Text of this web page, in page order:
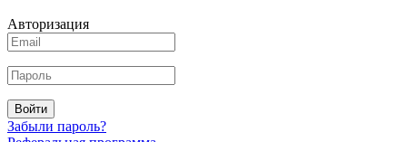
Авторизация
Войти
Забыли пароль?